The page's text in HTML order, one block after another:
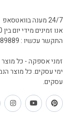
24/7 מענה בוואטסאפ
אנו זמינים מידי יום בין 10:00-20:00 מלבד שישי
התקשר עכשיו : 04-8889889
עסקים.